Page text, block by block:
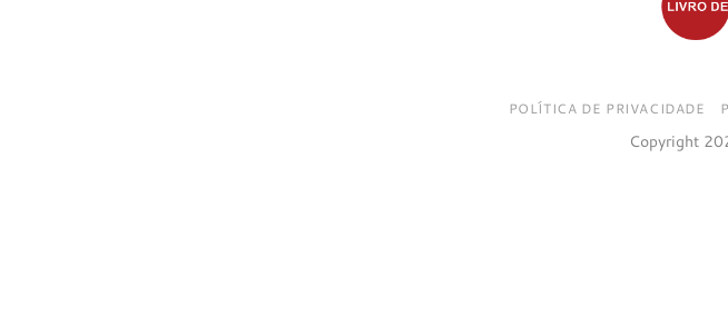
POLÍTICA DE PRIVACIDADE
Copyright